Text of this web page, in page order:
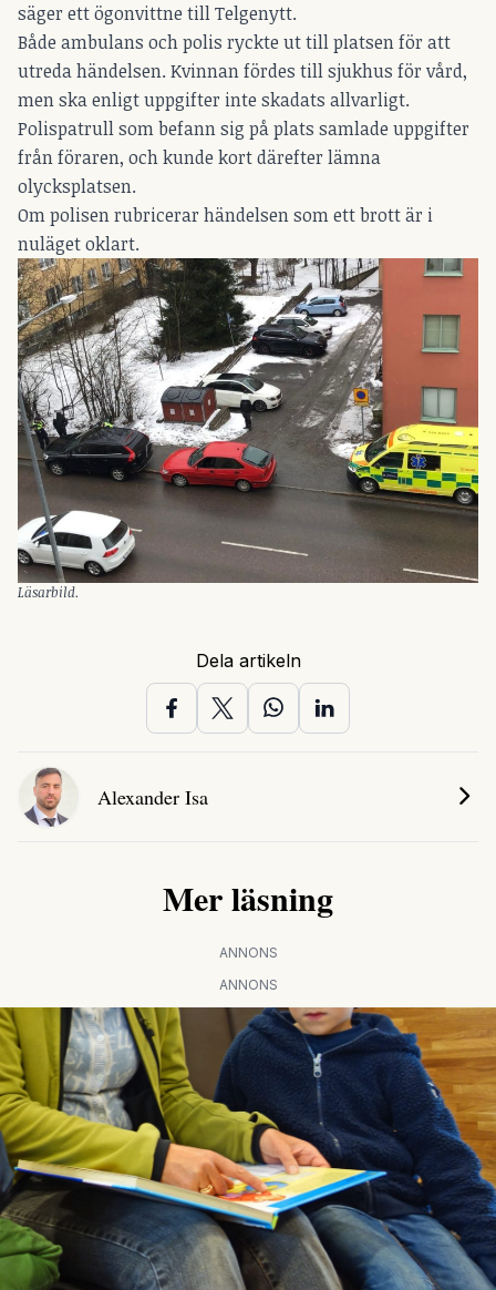
säger ett ögonvittne till Telgenytt.
Både ambulans och polis ryckte ut till platsen för att
utreda händelsen. Kvinnan fördes till sjukhus för vård,
men ska enligt uppgifter inte skadats allvarligt.
Polispatrull som befann sig på plats samlade uppgifter
från föraren, och kunde kort därefter lämna
olycksplatsen.
Om polisen rubricerar händelsen som ett brott är i
nuläget oklart.
Läsarbild.
Dela artikeln
Alexander Isa
Mer läsning
ANNONS
ANNONS